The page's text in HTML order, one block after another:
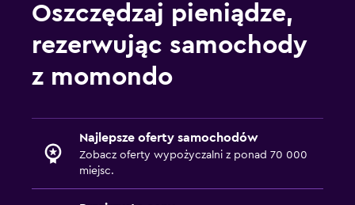
Oszczędzaj pieniądze,
rezerwując samochody
z momondo
Najlepsze oferty samochodów
Zobacz oferty wypożyczalni z ponad 70 000
miejsc.